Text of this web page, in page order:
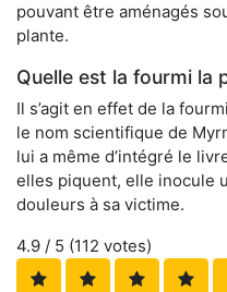
pouvant être aménagés
plante.
Quelle est la fourmi la
Il s’agit en effet de la
le nom scientifique de
lui a même d’intégré le
elles piquent, elle inocule
douleurs à sa victime.
4.9 / 5 (112 votes)